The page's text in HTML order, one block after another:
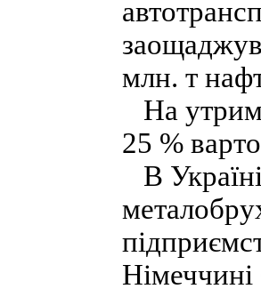
млн. т
На
25 %
В
Німеччині